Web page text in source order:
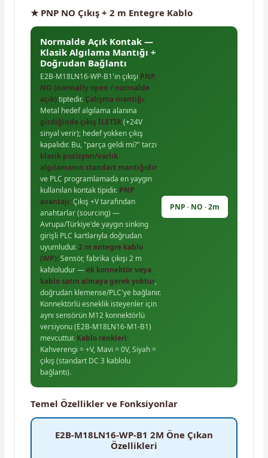
★ PNP NO Çıkış + 2 m Entegre Kablo
Normalde Açık Kontak —
Klasik Algılama Mantığı +
Doğrudan Bağlantı
E2B-M18LN16-WP-B1'in çıkışı PNP,
NO (normally open / normalde
açık)tiptedir. Çalışma mantığı:
Metal hedef algılama alanına
girdiğinde çıkış İLETİR(+24V
sinyal verir); hedef yokken çıkış
kapalıdır. Bu, "parça geldi mi?" tarzı
klasik pozisyon/varlık
algılamanın standart mantığıdır
ve PLC programlamada en yaygın
kullanılan kontak tipidir. PNP
avantajı:Çıkış +V tarafından
anahtarlar (sourcing) —
Avrupa/Türkiye'de yaygın sinking
girişli PLC kartlarıyla doğrudan
uyumludur.2 m entegre kablo
(WP):Sensör, fabrika çıkışı 2 m
kabloludur —ek konnektör veya
kablo satın almaya gerek yoktur,
doğrudan klemense/PLC'ye bağlanır.
Konnektörlü esneklik isteyenler için
aynı sensörün M12 konnektörlü
versiyonu (E2B-M18LN16-M1-B1)
mevcuttur. Kablo renkleri:
Kahverengi = +V, Mavi = 0V, Siyah =
çıkış (standart DC 3 kablolu
bağlantı).
PNP · NO · 2m
Temel Özellikler ve Fonksiyonlar
E2B-M18LN16-WP-B1 2M Öne Çıkan
Özellikleri